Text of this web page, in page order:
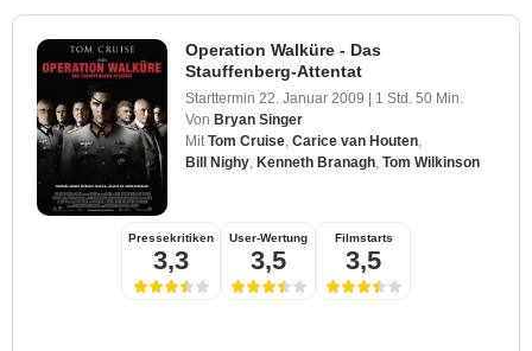
Operation Walküre - Das
Stauffenberg-Attentat
Starttermin 22. Januar 2009 | 1 Std. 50 Min.
Von Bryan Singer
Mit Tom Cruise Carice van Houten
Bill Nighy Kenneth Branagh Tom Wilkinson
Pressekritiken
3,3
User-Wertung
3,5
Filmstarts
3,5